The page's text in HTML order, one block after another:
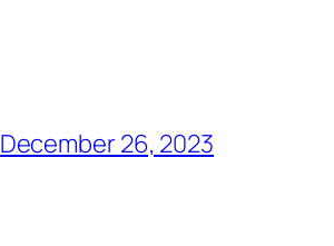
December 26, 2023